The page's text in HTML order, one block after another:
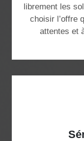
librement les
choisir l’offre
attentes et